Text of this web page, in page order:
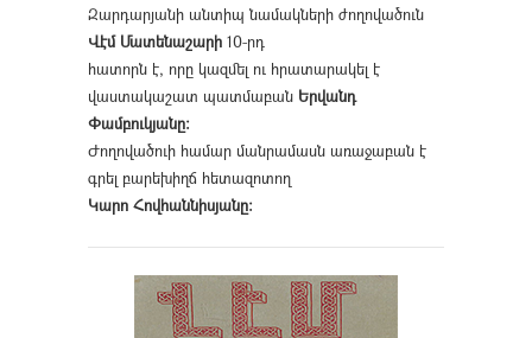
Զարդարյանի անտիպ նամակների ժողովածուն
Վէմ Մատենաշարի 10-րդ
հատորն է, որը կազմել ու հրատարակել է
վաստակաշատ պատմաբան Երվանդ
Փամբուկյանը։
Ժողովածուի համար մանրամասն առաջաբան է
գրել բարեխիղճ հետազոտող
Կարո Հովհաննիսյանը։